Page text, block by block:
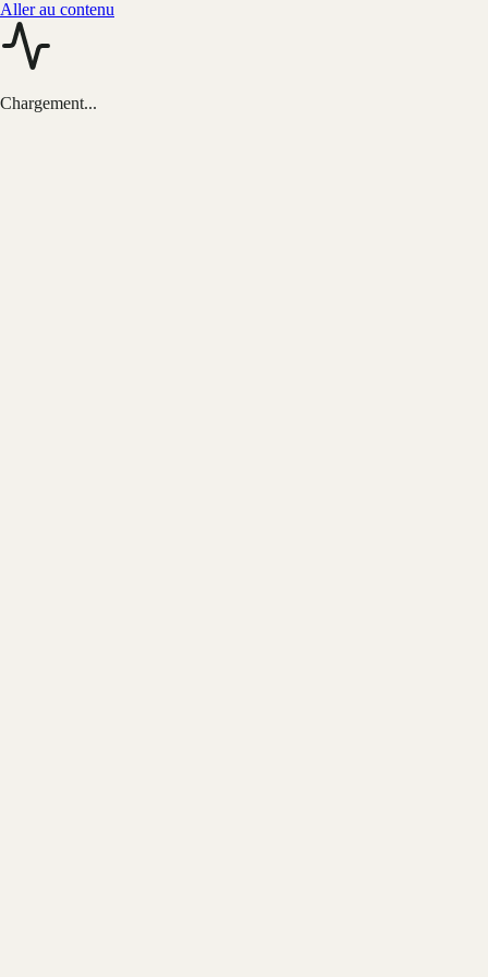
Aller au contenu
Chargement...